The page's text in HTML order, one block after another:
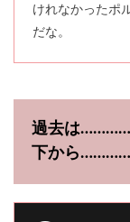
けれなかったポ
だな。
過去は…………
下から